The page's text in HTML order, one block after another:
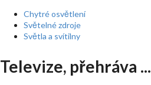
Chytré osvětlení
Světelné zdroje
Světla a svítilny
Televize, přehráva ...